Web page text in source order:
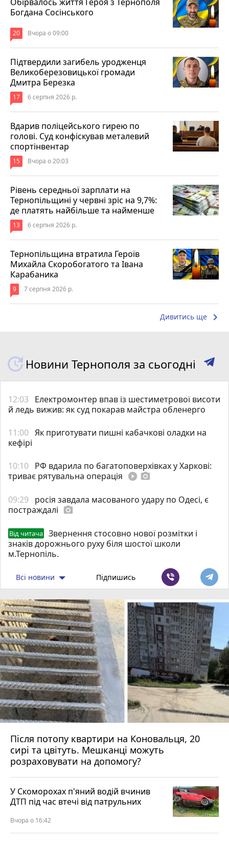
Богдана Сосінського
20 Вчора о 09:00
Підтвердили загибель уродженця
Великоберезовицької громади
Дмитра Березка
17 6 серпня 2026 р.
Вдарив поліцейського гирею по
голові. Суд конфіскував металевий
спортінвентар
15 Вчора о 20:03
Рівень середньої зарплати на
Тернопільщині у червні зріс на 9,7%:
де платять найбільше та найменше
13 6 серпня 2026 р.
Тернопільщина втратила Героїв
Михайла Скоробогатого та Івана
Карабаника
9 7 серпня 2026 р.
Дивитись ще keyboard_arrow_right
Новини Тернополя за сьогодні
12:03
Електромонтер впав із шестиметрової висоти
й ледь вижив: як суд покарав майстра обленерго
11:00 Як приготувати пишні кабачкові оладки на
кефірі
10:10 РФ вдарила по багатоповерхівках у Харкові:
триває рятувальна операція play_circle_filled photo_camera
09:29
росія завдала масованого удару по Одесі, є
постраждалі photo_camera
Від читача
Звернення стосовно нової розмітки і
знаків дорожнього руху біля шостої школи
м.Тернопіль.
Всі новини Підпишись
Після потопу квартири на Коновальця, 20
сирі та цвітуть. Мешканці можуть
розраховувати на допомогу?
У Скоморохах п'яний водій вчинив
ДТП під час втечі від патрульних
Вчора о 16:42